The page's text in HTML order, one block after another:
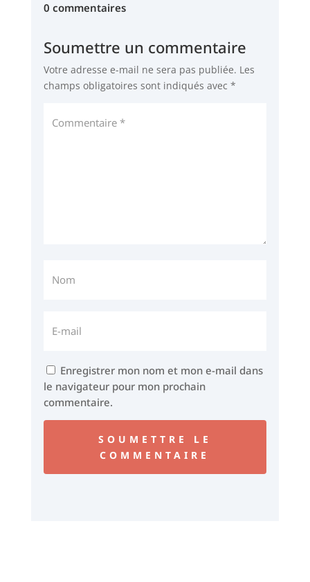
0 commentaires
Soumettre un commentaire
Votre adresse e-mail ne sera pas publiée. Les
champs obligatoires sont indiqués avec *
Enregistrer mon nom et mon e-mail dans
le navigateur pour mon prochain
commentaire.
SOUMETTRE LE
COMMENTAIRE